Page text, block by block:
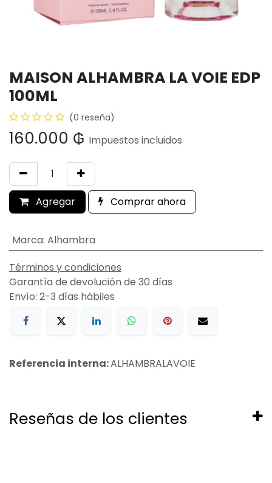
MAISON ALHAMBRA LA VOIE EDP
100ML
(0 reseña)
160.000 ₲ Impuestos incluidos
Agregar Comprar ahora
Marca: Alhambra
Términos y condiciones
Garantía de devolución de 30 días
Envío: 2-3 días hábiles
Referencia interna:ALHAMBRALAVOIE
Reseñas de los clientes